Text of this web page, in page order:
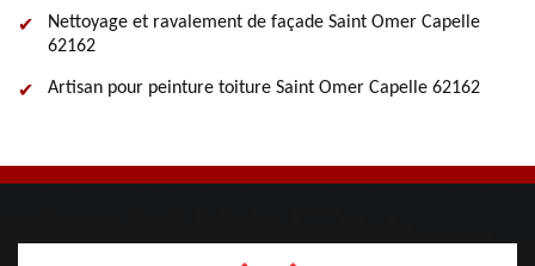
Nettoyage et ravalement de façade Saint Omer Capelle
62162
Artisan pour peinture toiture Saint Omer Capelle 62162